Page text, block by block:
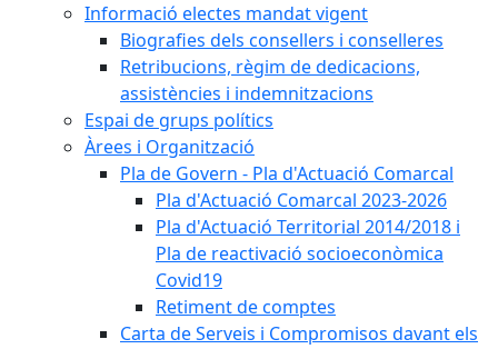
Informació electes mandat vigent
Biografies dels consellers i conselleres
Retribucions, règim de dedicacions,
assistències i indemnitzacions
Espai de grups polítics
Àrees i Organització
Pla de Govern - Pla d'Actuació Comarcal
Pla d'Actuació Comarcal 2023-2026
Pla d'Actuació Territorial 2014/2018 i
Pla de reactivació socioeconòmica
Covid19
Retiment de comptes
Carta de Serveis i Compromisos davant els